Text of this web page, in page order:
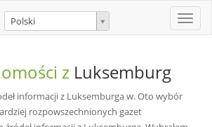
Toggle
Polski
z Luksemburg
informacji z Luksemburga w. Oto wybór
rozpowszechnionych gazet